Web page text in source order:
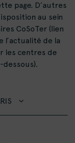
page. D’autres
au sein
CoSoTer (lien
l’actualité de la
les centres de
dessous).